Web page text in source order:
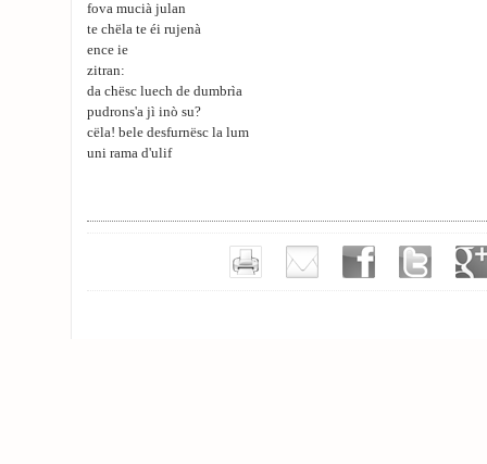
fova mucià julan
te chëla te éi rujenà
ence ie
zitran:
da chësc luech de dumbrìa
pudrons'a jì inò su?
cëla! bele desfurnësc la lum
uni rama d'ulif